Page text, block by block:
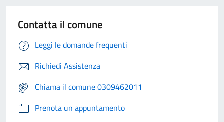
Contatta il comune
Leggi le domande frequenti
Richiedi Assistenza
Chiama il comune 0309462011
Prenota un appuntamento